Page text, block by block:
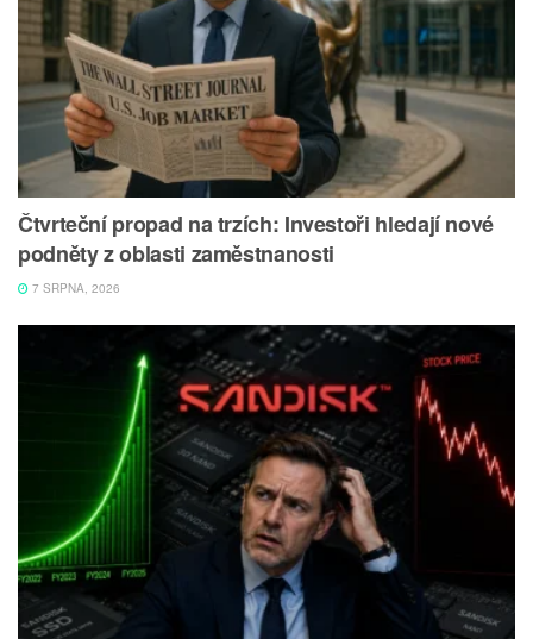
Čtvrteční propad na trzích: Investoři hledají nové
podněty z oblasti zaměstnanosti
7 SRPNA, 2026